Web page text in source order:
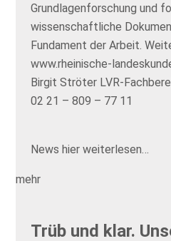
Grundlagenforschung und
wissenschaftliche
Fundament der Arbeit.
www.rheinische-
Birgit Ströter LVR-
02 21 – 809 – 77 11
News hier weiterlesen…
mehr
Trüb und klar.